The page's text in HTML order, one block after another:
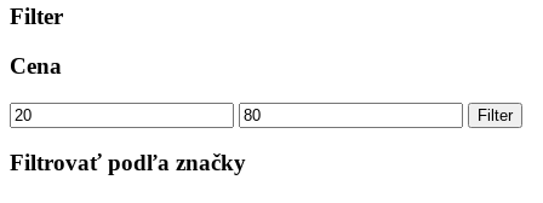
Filter
Cena
Minimálna
cena
Maximálna
cena
Filter
Filtrovať podľa značky